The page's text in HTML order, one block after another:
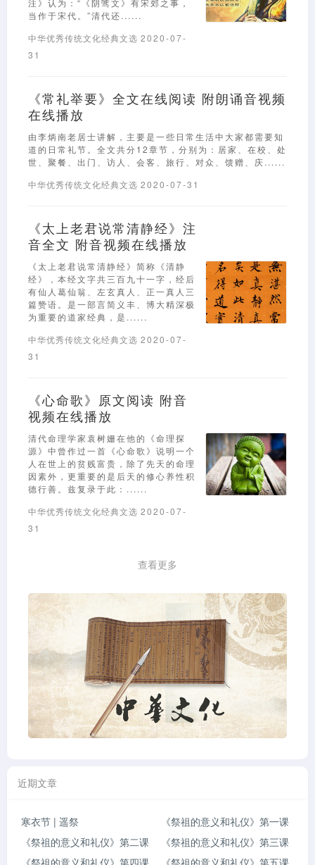
注》认为：“《阴骘文》有宋郊之事，
当作于宋代。”清代还......
中华优秀传统文化经典文选 2020-07-
31
《常礼举要》全文在线阅读 附朗诵音视频
在线播放
由李炳南老居士讲解，主要是一些日常生活中大家都需要知
道的日常礼节。全文共分12章节，分别为：居家、在校、处
世、聚餐、出门、访人、会客、旅行、对众、馈赠、庆......
中华优秀传统文化经典文选 2020-07-31
《太上老君说常清静经》注
音全文 附音视频在线播放
《太上老君说常清静经》简称《清静
经》，本经文字共三百九十一字，经后
有仙人葛仙翁、左玄真人、正一真人三
篇赞语。是一部言简义丰、博大精深极
为重要的道家经典，是......
中华优秀传统文化经典文选 2020-07-
31
《心命歌》原文阅读 附音
视频在线播放
清代命理学家袁树姗在他的《命理探
源》中曾作过一首《心命歌》说明一个
人在世上的贫贱富贵，除了先天的命理
因素外，更重要的是后天的修心养性积
德行善。兹复录于此：......
中华优秀传统文化经典文选 2020-07-
31
查看更多
近期文章
寒衣节 | 遥祭
《祭祖的意义和礼仪》第一课
《祭祖的意义和礼仪》第二课
《祭祖的意义和礼仪》第三课
《祭祖的意义和礼仪》第四课
《祭祖的意义和礼仪》第五课